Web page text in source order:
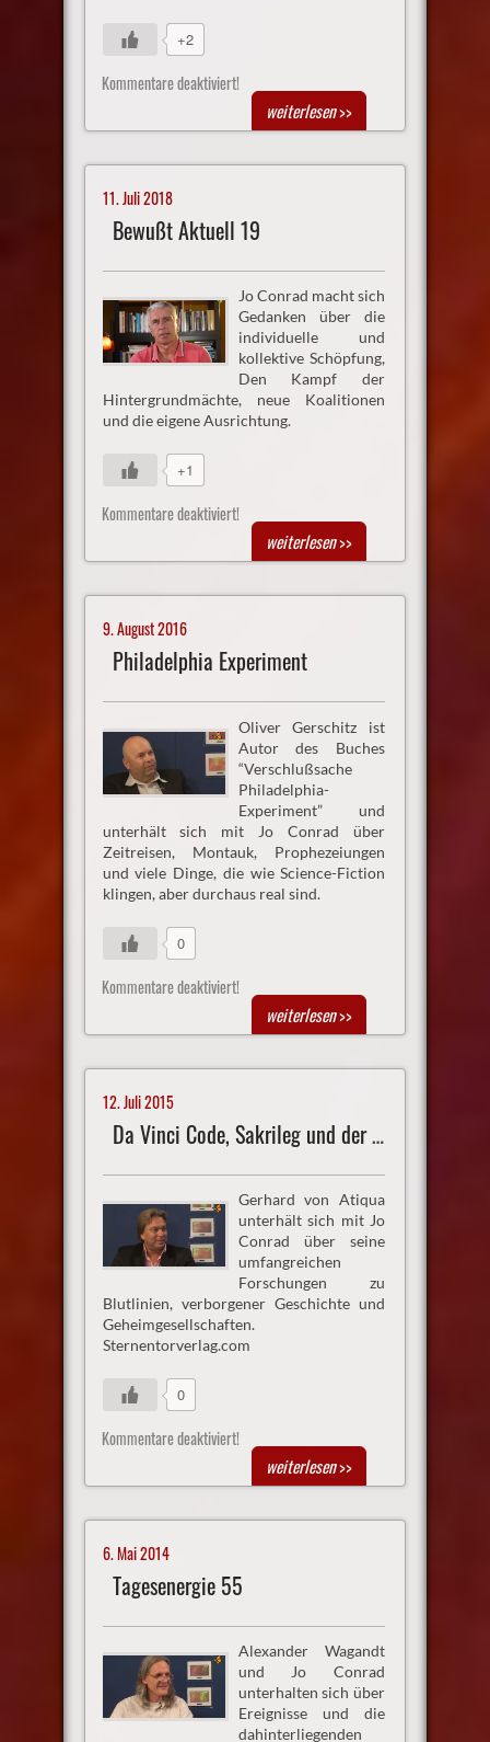
+2
Kommentare deaktiviert!
weiterlesen>>
11. Juli 2018
Bewußt Aktuell 19
Jo Conrad macht sich
Gedanken über die
individuelle und
kollektive Schöpfung,
Den Kampf der
Hintergrundmächte, neue Koalitionen
und die eigene Ausrichtung.
+1
Kommentare deaktiviert!
weiterlesen>>
9. August 2016
Philadelphia Experiment
Oliver Gerschitz ist
Autor des Buches
“Verschlußsache
Philadelphia-
Experiment” und
unterhält sich mit Jo Conrad über
Zeitreisen, Montauk, Prophezeiungen
und viele Dinge, die wie Science-Fiction
klingen, aber durchaus real sind.
0
Kommentare deaktiviert!
weiterlesen>>
12. Juli 2015
Da Vinci Code, Sakrileg und der Heilige Gral
Gerhard von Atiqua
unterhält sich mit Jo
Conrad über seine
umfangreichen
Forschungen zu
Blutlinien, verborgener Geschichte und
Geheimgesellschaften.
Sternentorverlag.com
0
Kommentare deaktiviert!
weiterlesen>>
6. Mai 2014
Tagesenergie 55
Alexander Wagandt
und Jo Conrad
unterhalten sich über
Ereignisse und die
dahinterliegenden